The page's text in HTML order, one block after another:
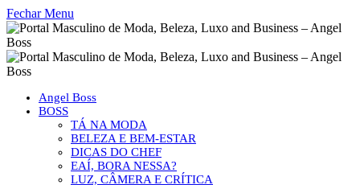
Fechar Menu
Angel Boss
BOSS
TÁ NA MODA
BELEZA E BEM-ESTAR
DICAS DO CHEF
EAÍ, BORA NESSA?
LUZ, CÂMERA E CRÍTICA